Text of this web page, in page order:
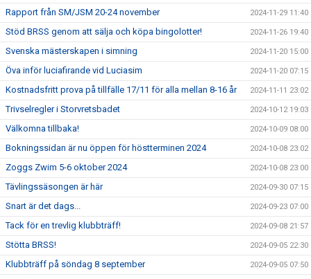
Rapport från SM/JSM 20-24 november 2024-11-29 11:40
Stöd BRSS genom att sälja och köpa bingolotter! 2024-11-26 19:40
Svenska mästerskapen i simning 2024-11-20 15:00
Öva inför luciafirande vid Luciasim 2024-11-20 07:15
Kostnadsfritt prova på tillfälle 17/11 för alla mellan 8-16 år 2024-11-11 23:02
Trivselregler i Storvretsbadet 2024-10-12 19:03
Välkomna tillbaka! 2024-10-09 08:00
Bokningssidan är nu öppen för höstterminen 2024 2024-10-08 23:02
Zoggs Zwim 5-6 oktober 2024 2024-10-08 23:00
Tävlingssäsongen är här 2024-09-30 07:15
Snart är det dags... 2024-09-23 07:00
Tack för en trevlig klubbträff! 2024-09-08 21:57
Stötta BRSS! 2024-09-05 22:30
Klubbträff på söndag 8 september 2024-09-05 07:50